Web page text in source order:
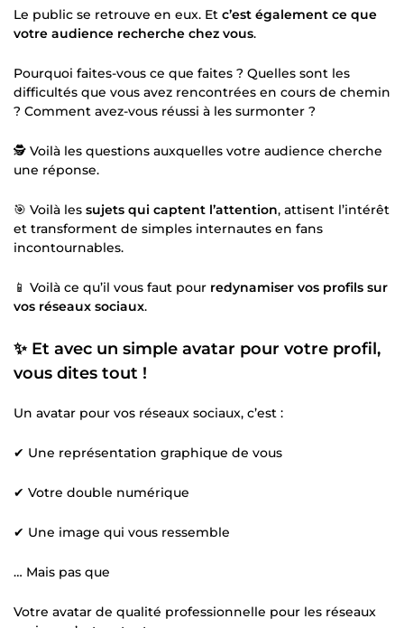
Le public se retrouve en eux. Et c’est également ce que
votre audience recherche chez vous.
Pourquoi faites-vous ce que faites ? Quelles sont les
difficultés que vous avez rencontrées en cours de chemin
? Comment avez-vous réussi à les surmonter ?
🕵 Voilà les questions auxquelles votre audience cherche
une réponse.
🎯 Voilà les sujets qui captent l’attention, attisent l’intérêt
et transforment de simples internautes en fans
incontournables.
📱 Voilà ce qu’il vous faut pour redynamiser vos profils sur
vos réseaux sociaux.
✨ Et avec un simple avatar pour votre profil,
vous dites tout !
Un avatar pour vos réseaux sociaux, c’est :
✔ Une représentation graphique de vous
✔ Votre double numérique
✔ Une image qui vous ressemble
… Mais pas que
Votre avatar de qualité professionnelle pour les réseaux